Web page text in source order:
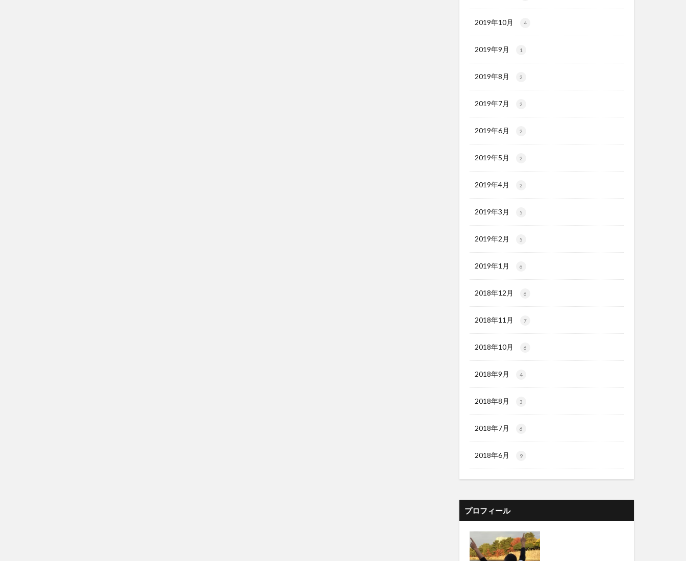
2019年10月 4
2019年9月 1
2019年8月 2
2019年7月 2
2019年6月 2
2019年5月 2
2019年4月 2
2019年3月 5
2019年2月 5
2019年1月 6
2018年12月 6
2018年11月 7
2018年10月 6
2018年9月 4
2018年8月 3
2018年7月 6
2018年6月 9
プロフィール